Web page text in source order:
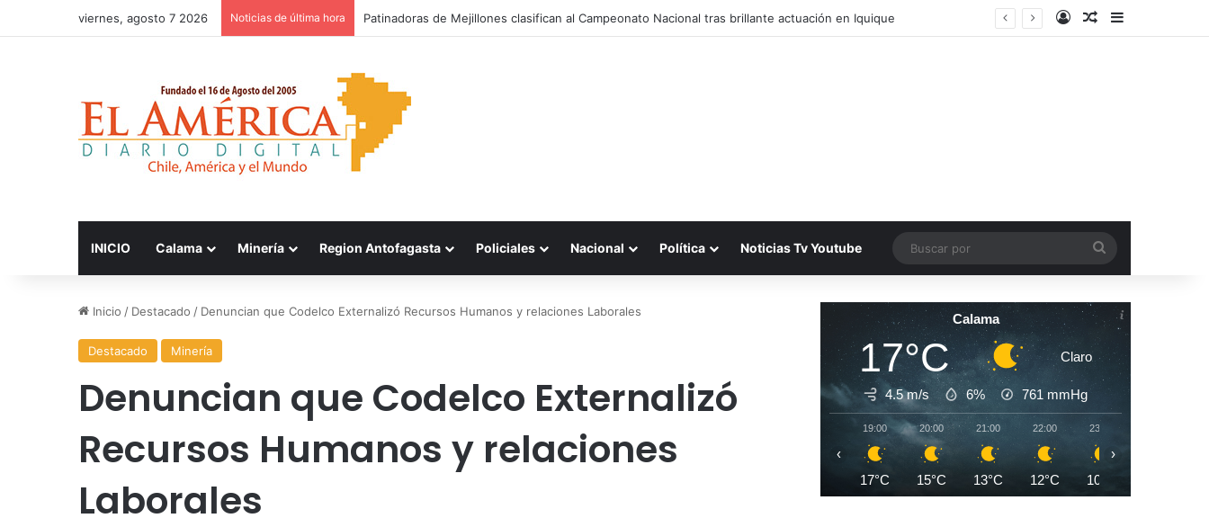
viernes, agosto 7 2026 Noticias de última hora Patinadoras de Mejillones clasifican al Campeonato Nacional tras brillante actuación en Iquique AccesoPublicacion al
Barra lateral
INICIO Calama Minería Region Antofagasta Policiales Nacional Política Noticias Tv Youtube
por
Inicio / Destacado / Denuncian que Codelco Externalizó Recursos Humanos y relaciones Laborales
Destacado Minería
Denuncian que Codelco Externalizó
Recursos Humanos y relaciones
Laborales
Calama
17°C Claro
4.5 m/s 6% 761 mmHg
19:00
17°C
20:00
15°C
21:00
13°C
22:00
12°C
23:00
10°C
‹ ›